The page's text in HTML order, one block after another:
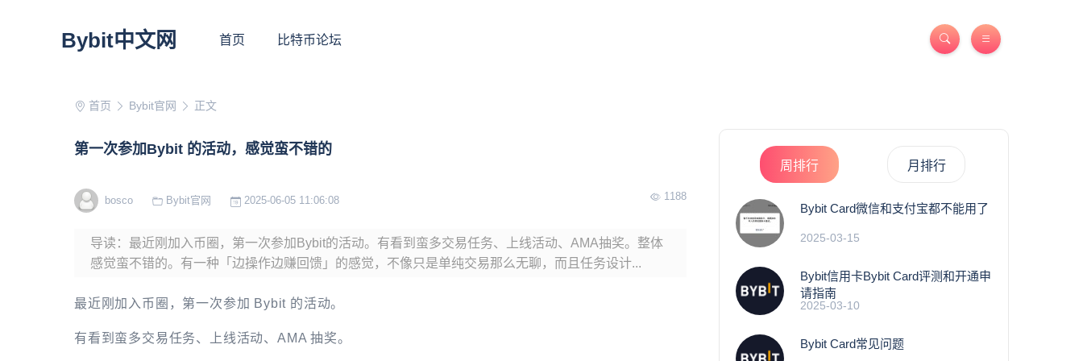
Bybit中文网 首页 比特币论坛
首页 Bybit官网 正文
第一次参加Bybit 的活动，感觉蛮不错的
bosco Bybit官网 2025-06-05 11:06:08 1188
导读：最近刚加入币圈，第一次参加Bybit的活动。有看到蛮多交易任务、上线活动、AMA抽奖。整体
感觉蛮不错的。有一种「边操作边赚回馈」的感觉，不像只是单纯交易那么无聊，而且任务设计...
最近刚加入币圈，第一次参加 Bybit 的活动。
有看到蛮多交易任务、上线活动、AMA 抽奖。
周排行 月排行
Bybit Card微信和支付宝都不能用了
2025-03-15
Bybit信用卡Bybit Card评测和开通申
请指南
2025-03-10
Bybit Card常见问题